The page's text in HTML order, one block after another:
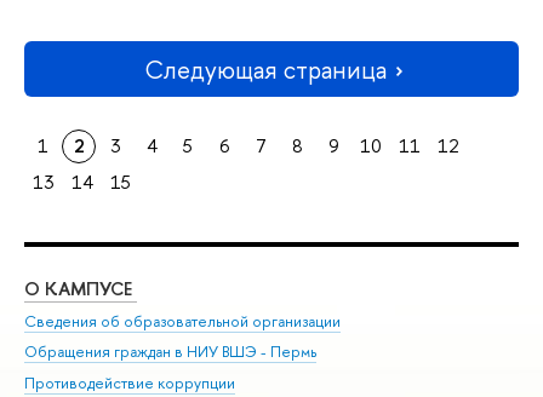
Следующая страница
1 2 3 4 5 6 7 8 9 10 11
12
13
14 15
О КАМПУСЕ
Сведения об образовательной организации
Обращения граждан в НИУ ВШЭ - Пермь
Противодействие коррупции